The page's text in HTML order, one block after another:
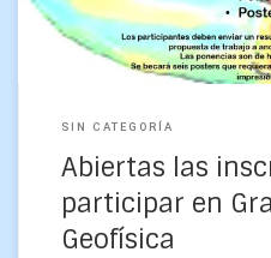
SIN CATEGORÍA
Abiertas las
participar en
Geofísica